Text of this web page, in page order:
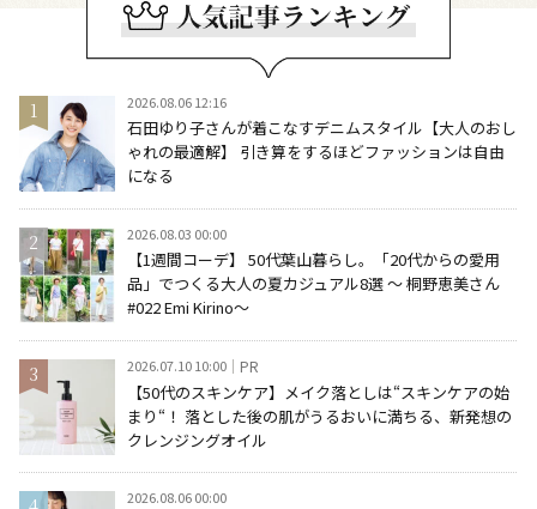
2026.08.06 12:16
石田ゆり子さんが着こなすデニムスタイル【大人のおし
ゃれの最適解】 引き算をするほどファッションは自由
になる
2026.08.03 00:00
【1週間コーデ】 50代葉山暮らし。「20代からの愛用
品」でつくる大人の夏カジュアル8選 ～ 桐野恵美さん
#022 Emi Kirino～
2026.07.10 10:00 PR
【50代のスキンケア】メイク落としは“スキンケアの始
まり“！ 落とした後の肌がうるおいに満ちる、新発想の
クレンジングオイル
2026.08.06 00:00